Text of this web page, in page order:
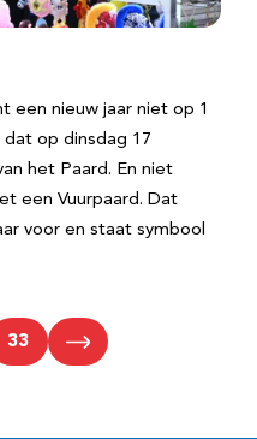
een nieuw jaar niet op 1
dat op dinsdag 17
het Paard. En niet
een Vuurpaard. Dat
voor en staat symbool
33